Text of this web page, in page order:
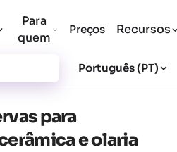
Para
quem
Preços Recursos
Português (PT)
para
e olaria